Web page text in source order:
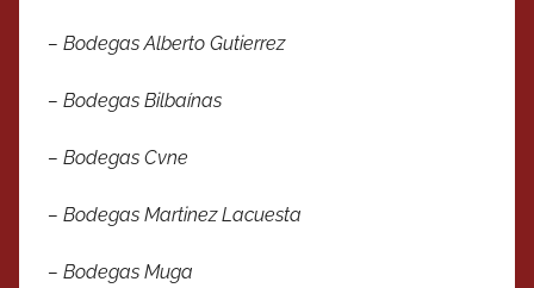
– Bodegas Alberto Gutierrez
– Bodegas Bilbaínas
– Bodegas Cvne
– Bodegas Martinez Lacuesta
– Bodegas Muga